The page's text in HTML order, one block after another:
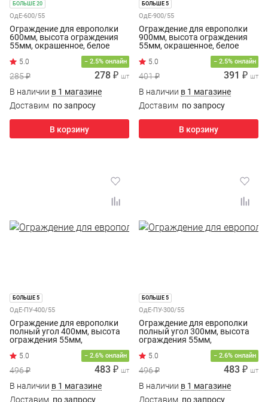
БОЛЬШЕ 20
ОдЕ-600/55
Ограждение для европолки
600мм, высота ограждения
55мм, окрашенное, белое
− 2.5% онлайн
285 ₽ 278 ₽ шт
В наличии в 1 магазине
Доставим по запросу
В корзину
БОЛЬШЕ 5
ОдЕ-900/55
Ограждение для европолки
900мм, высота ограждения
55мм, окрашенное, белое
− 2.5% онлайн
401 ₽ 391 ₽ шт
В наличии в 1 магазине
Доставим по запросу
В корзину
БОЛЬШЕ 5
ОдЕ-ПУ-400/55
Ограждение для европолки
полный угол 400мм, высота
ограждения 55мм,
окрашенное, белое
− 2.6% онлайн
496 ₽ 483 ₽ шт
В наличии в 1 магазине
Доставим по запросу
БОЛЬШЕ 5
ОдЕ-ПУ-300/55
Ограждение для европолки
полный угол 300мм, высота
ограждения 55мм,
окрашенное, белое
− 2.6% онлайн
496 ₽ 483 ₽ шт
В наличии в 1 магазине
Доставим по запросу